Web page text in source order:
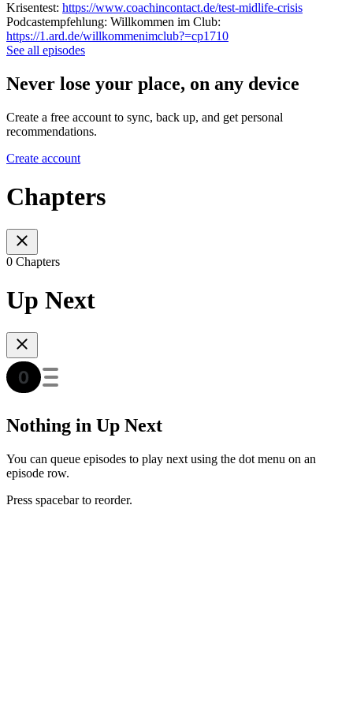
Krisentest: https://www.coachincontact.de/test-midlife-crisis
Podcastempfehlung: Willkommen im Club:
https://1.ard.de/willkommenimclub?=cp1710
See all episodes
Never lose your place, on any device
Create a free account to sync, back up, and get personal
recommendations.
Create account
Chapters
0 Chapters
Up Next
Nothing in Up Next
You can queue episodes to play next using the dot menu on an
episode row.
Press spacebar to reorder.